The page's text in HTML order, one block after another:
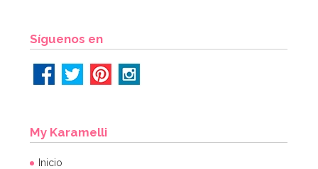
Síguenos en
My Karamelli
Inicio